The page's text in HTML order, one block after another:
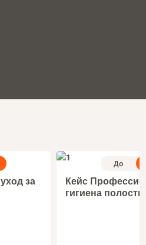
за
До
Кейс
гигиена полости